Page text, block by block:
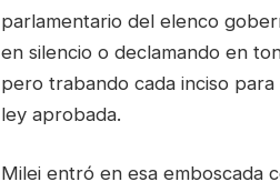
parlamentario del elenco
en silencio o declamando en
pero trabando cada inciso
ley aprobada.
Milei entró en esa emboscada